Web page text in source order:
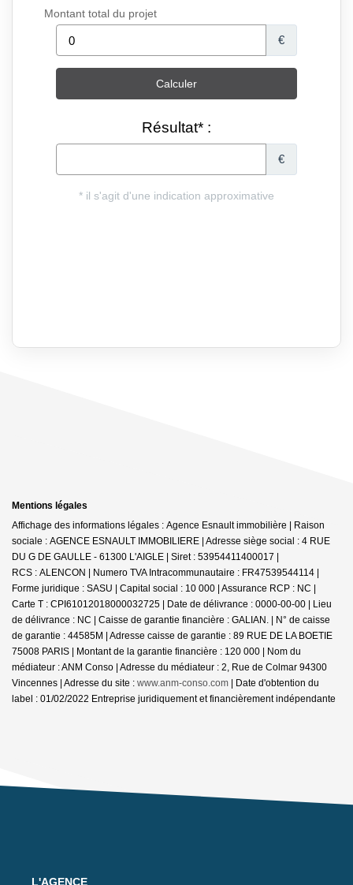
Mentions légales
Affichage des informations légales : Agence Esnault immobilière | Raison
sociale : AGENCE ESNAULT IMMOBILIERE | Adresse siège social : 4 RUE
DU G DE GAULLE - 61300 L'AIGLE | Siret : 53954411400017 |
RCS : ALENCON | Numero TVA Intracommunautaire : FR47539544114 |
Forme juridique : SASU | Capital social : 10 000 | Assurance RCP : NC |
Carte T : CPI61012018000032725 | Date de délivrance : 0000-00-00 | Lieu
de délivrance : NC | Caisse de garantie financière : GALIAN. | N° de caisse
de garantie : 44585M | Adresse caisse de garantie : 89 RUE DE LA BOETIE
75008 PARIS | Montant de la garantie financière : 120 000 | Nom du
médiateur : ANM Conso | Adresse du médiateur : 2, Rue de Colmar 94300
Vincennes | Adresse du site : www.anm-conso.com | Date d'obtention du
label : 01/02/2022 Entreprise juridiquement et financièrement indépendante
L'AGENCE